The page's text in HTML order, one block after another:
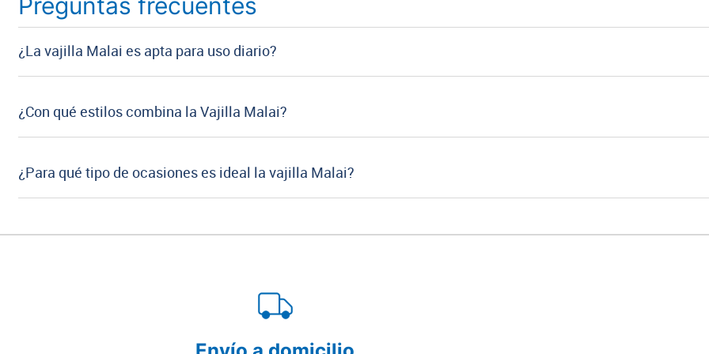
¿La vajilla Malai es apta para uso diario?
¿Con qué estilos combina la Vajilla Malai?
¿Para qué tipo de ocasiones es ideal la vajilla Malai?